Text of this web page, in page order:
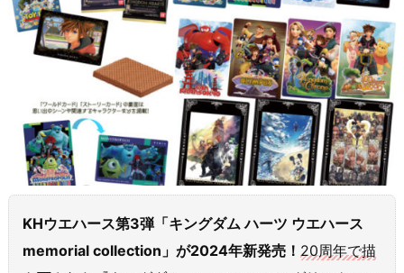
KHウエハース第3弾「キングダム ハーツ ウエハース
memorial collection」が2024年新発売！ 20周年で描